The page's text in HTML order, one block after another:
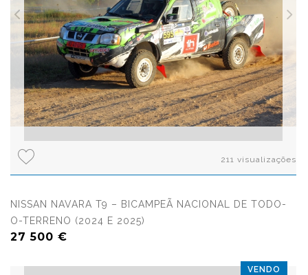
211 visualizações
NISSAN NAVARA T9 – BICAMPEÃ NACIONAL DE TODO-
O-TERRENO (2024 E 2025)
27 500 €
VENDO